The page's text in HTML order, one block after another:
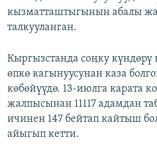
кызматташтыгынын абалы
талкууланган.
Кыргызстанда соңку күндөрү
өпкө кагынуусунан каза
көбөйүүдө. 13-июлга карата
жалпысынан 11117 адамдан
ичинен 147 бейтап кайтыш
айыгып кетти.